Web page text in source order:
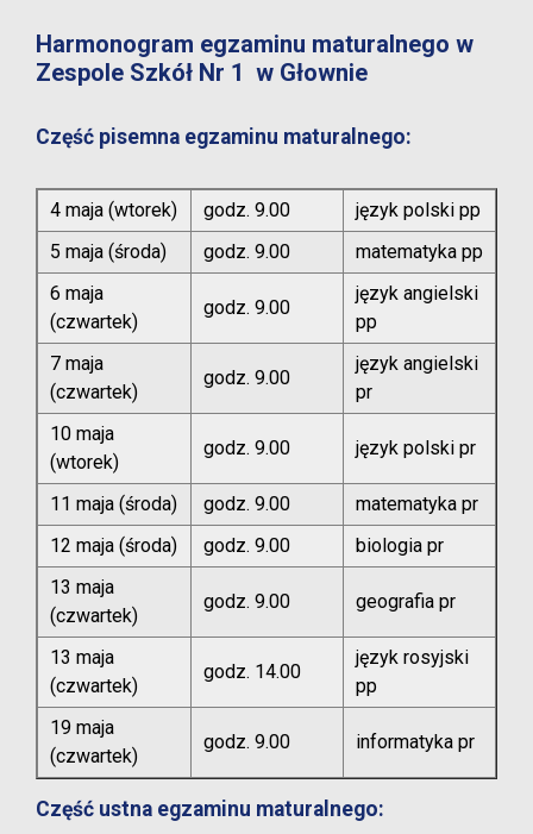
Harmonogram egzaminu maturalnego w
Zespole Szkół Nr 1 w Głownie
Część pisemna egzaminu maturalnego:
4 maja (wtorek) godz. 9.00
język polski pp
5 maja (środa)
godz. 9.00
matematyka pp
6 maja
(czwartek)
godz. 9.00
język angielski
pp
7 maja
(czwartek)
godz. 9.00
język angielski
pr
10 maja
(wtorek)
godz. 9.00 język polski pr
11 maja (środa) godz. 9.00
matematyka pr
12 maja (środa)
godz. 9.00
biologia pr
13 maja
(czwartek)
godz. 9.00 geografia pr
13 maja
(czwartek)
godz. 14.00
język rosyjski
pp
19 maja
(czwartek)
godz. 9.00 informatyka pr
Część ustna egzaminu maturalnego: